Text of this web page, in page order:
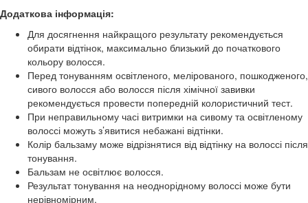
Додаткова інформація:
Для досягнення найкращого результату рекомендується
обирати відтінок, максимально близький до початкового
кольору волосся.
Перед тонуванням освітленого, мелірованого, пошкодженого,
сивого волосся або волосся після хімічної завивки
рекомендується провести попередній колористичний тест.
При неправильному часі витримки на сивому та освітленому
волоссі можуть з’явитися небажані відтінки.
Колір бальзаму може відрізнятися від відтінку на волоссі після
тонування.
Бальзам не освітлює волосся.
Результат тонування на неоднорідному волоссі може бути
нерівномірним.